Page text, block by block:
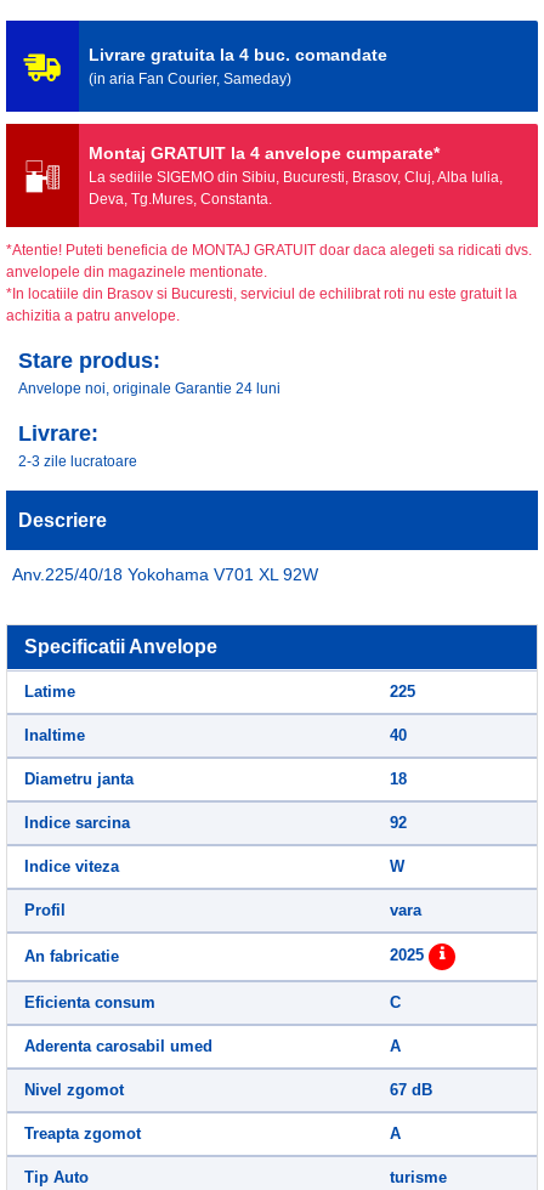
Livrare gratuita la 4 buc. comandate
(in aria Fan Courier, Sameday)
Montaj GRATUIT la 4 anvelope cumparate*
La sediile SIGEMO din Sibiu, Bucuresti, Brasov, Cluj, Alba Iulia,
Deva, Tg.Mures, Constanta.
*Atentie! Puteti beneficia de MONTAJ GRATUIT doar daca alegeti sa ridicati dvs.
anvelopele din magazinele mentionate.
*In locatiile din Brasov si Bucuresti, serviciul de echilibrat roti nu este gratuit la
achizitia a patru anvelope.
Stare produs:
Anvelope noi, originale Garantie 24 luni
Livrare:
2-3 zile lucratoare
Descriere
Anv.225/40/18 Yokohama V701 XL 92W
Specificatii Anvelope
Latime 225
Inaltime 40
Diametru janta 18
Indice sarcina 92
Indice viteza W
Profil vara
An fabricatie 2025
Eficienta consum C
Aderenta carosabil umed A
Nivel zgomot 67 dB
Treapta zgomot A
Tip Auto turisme